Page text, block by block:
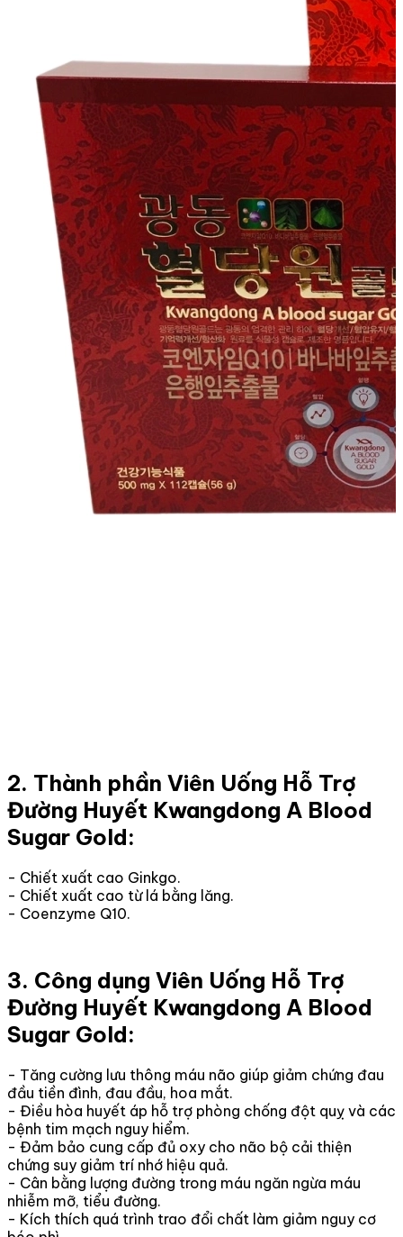
2. Thành phần Viên Uống Hỗ Trợ
Đường Huyết Kwangdong A Blood
Sugar Gold:
- Chiết xuất cao Ginkgo.
- Chiết xuất cao từ lá bằng lăng.
- Coenzyme Q10.
3. Công dụng Viên Uống Hỗ Trợ
Đường Huyết Kwangdong A Blood
Sugar Gold:
- Tăng cường lưu thông máu não giúp giảm chứng đau
đầu tiền đình, đau đầu, hoa mắt.
- Điều hòa huyết áp hỗ trợ phòng chống đột quỵ và các
bệnh tim mạch nguy hiểm.
- Đảm bảo cung cấp đủ oxy cho não bộ cải thiện
chứng suy giảm trí nhớ hiệu quả.
- Cân bằng lượng đường trong máu ngăn ngừa máu
nhiễm mỡ, tiểu đường.
- Kích thích quá trình trao đổi chất làm giảm nguy cơ